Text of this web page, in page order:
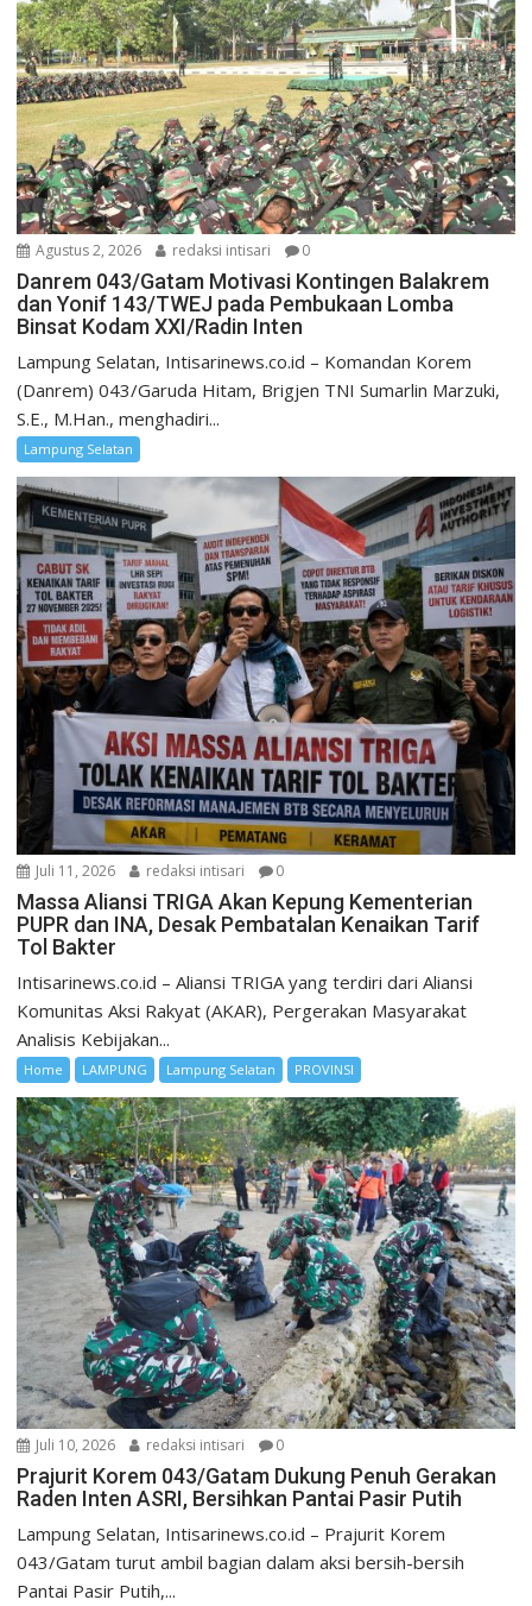
Agustus 2, 2026 redaksi intisari 0
Danrem 043/Gatam Motivasi Kontingen Balakrem
dan Yonif 143/TWEJ pada Pembukaan Lomba
Binsat Kodam XXI/Radin Inten
Lampung Selatan, Intisarinews.co.id – Komandan Korem
(Danrem) 043/Garuda Hitam, Brigjen TNI Sumarlin Marzuki,
S.E., M.Han., menghadiri...
Lampung Selatan
Juli 11, 2026 redaksi intisari 0
Massa Aliansi TRIGA Akan Kepung Kementerian
PUPR dan INA, Desak Pembatalan Kenaikan Tarif
Tol Bakter
Intisarinews.co.id – Aliansi TRIGA yang terdiri dari Aliansi
Komunitas Aksi Rakyat (AKAR), Pergerakan Masyarakat
Analisis Kebijakan...
Home LAMPUNG Lampung Selatan PROVINSI
Juli 10, 2026 redaksi intisari 0
Prajurit Korem 043/Gatam Dukung Penuh Gerakan
Raden Inten ASRI, Bersihkan Pantai Pasir Putih
Lampung Selatan, Intisarinews.co.id – Prajurit Korem
043/Gatam turut ambil bagian dalam aksi bersih-bersih
Pantai Pasir Putih,...